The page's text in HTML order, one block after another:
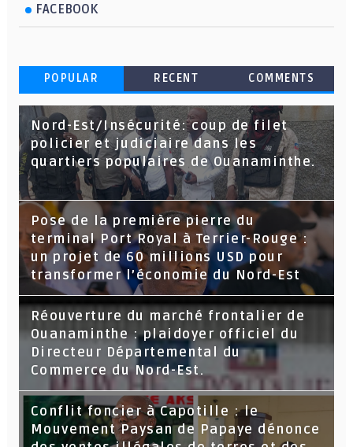
FACEBOOK
POPULAR RECENT COMMENTS
Nord-Est/Insécurité: coup de filet
policier et judiciaire dans les
quartiers populaires de Ouanaminthe.
Pose de la première pierre du
terminal Port Royal à Terrier-Rouge :
un projet de 60 millions USD pour
transformer l’économie du Nord-Est
Réouverture du marché frontalier de
Ouanaminthe : plaidoyer officiel du
Directeur Départemental du
Commerce du Nord-Est.
Conflit foncier à Capotille : le
Mouvement Paysan de Papaye dénonce